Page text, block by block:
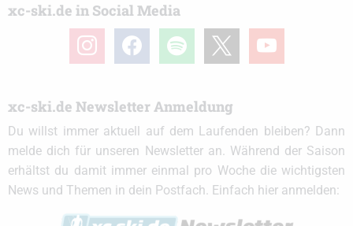
xc-ski.de in Social Media
instagramfacebook spotify youtube
xc-ski.de Newsletter Anmeldung
Du willst immer aktuell auf dem Laufenden bleiben? Dann
melde dich für unseren Newsletter an. Während der Saison
erhältst du damit immer einmal pro Woche die wichtigsten
News und Themen in dein Postfach. Einfach hier anmelden: